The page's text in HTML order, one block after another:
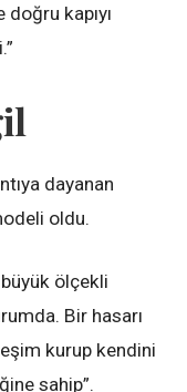
kapıyı
dayanan
oldu.
ölçekli
Bir hasarı
kurup kendini
sahip”.